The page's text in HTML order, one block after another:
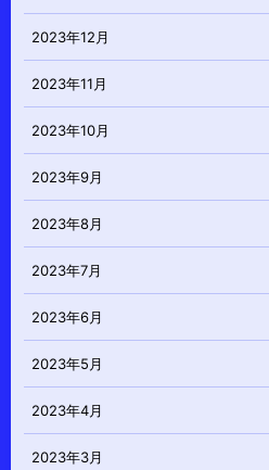
2023年12月
2023年11月
2023年10月
2023年9月
2023年8月
2023年7月
2023年6月
2023年5月
2023年4月
2023年3月